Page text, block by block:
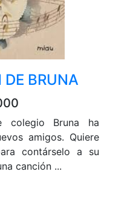
BRUNA
Bruna ha
amigos. Quiere
contárselo a su
canción ...